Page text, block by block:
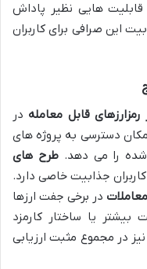
قابلیت هایی نظیر پاداش
این صرافی برای کاربران
قابل معامله در
دسترسی به پروژه های
شده را می دهد.طرح های
کاربران جذابیت خاصی دارد.
در برخی جفت ارزها
بیشتر یا ساختار کارمزد
در مجموع مثبت ارزیابی